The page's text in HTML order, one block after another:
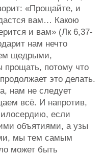
«Прощайте, и
вам… Какою
и вам» (Лк 6,37-
нам нечто
щедрыми,
потому что
это делать.
нам не следует
всё. И напротив,
если
объятиями, а узы
мы тем самым
может быть